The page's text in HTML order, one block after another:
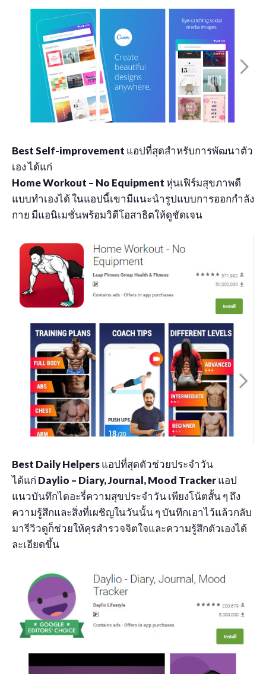
Best Self-improvement แอปที่สุดสำหรับการพัฒนาตัว
เอง ได้แก่
Home Workout – No Equipment หุ่นเฟิร์มสุขภาพดี
แบบทำเองได้ ในแอปนี้เขามีแนะนำรูปแบบการออกกำลัง
กาย มีแอนิเมชั่นพร้อมวิดีโอสาธิตให้ดูชัดเจน
Best Daily Helpersแอปที่สุดตัวช่วยประจำวัน
ได้แก่ Daylio – Diary, Journal, Mood Trackerแอป
แนวบันทึกไดอะรี่ความสุขประจำวัน เพียงโน้ตสั้น ๆ ถึง
ความรู้สึกและสิ่งที่เผชิญในวันนั้น ๆ บันทึกเอาไว้แล้วกลับ
มารีวิวดูก็ช่วยให้คุรสำรวจจิตใจและความรู้สึกตัวเองได้
ละเอียดขึ้น